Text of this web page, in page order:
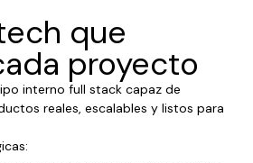
que
proyecto
interno full stack capaz de
reales, escalables y listos para